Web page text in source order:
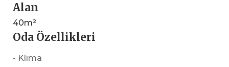
Alan
40m²
Oda Özellikleri
- Klima